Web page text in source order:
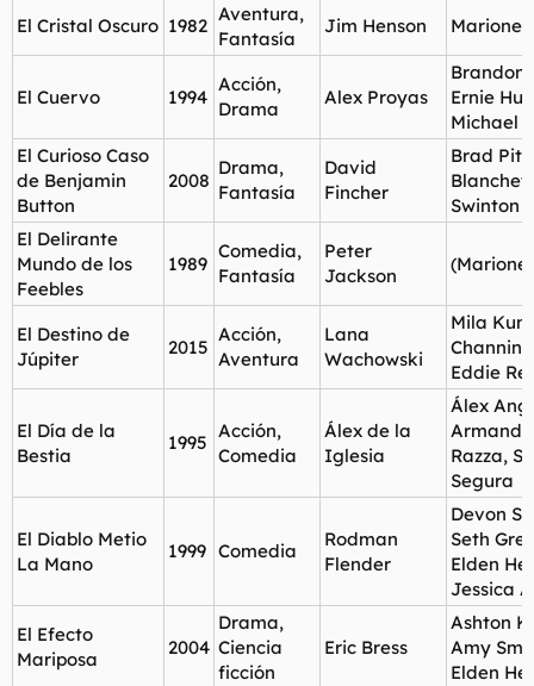
El Cristal Oscuro 1982
Aventura,
Fantasía
Jim Henson
El Cuervo 1994
Acción,
Drama
Alex Proyas
Brandon
Ernie
Michael
El Curioso Caso
de Benjamin
Button
2008
Drama,
Fantasía
David
Fincher
Brad
Swinton
El Delirante
Mundo de los
Feebles
1989
Comedia,
Fantasía
Peter
Jackson
El Destino de
Júpiter
2015
Acción,
Aventura
Lana
Wachowski
Mila
Eddie
El Día de la
Bestia
1995
Acción,
Comedia
Álex de la
Iglesia
Álex
Razza,
Segura
El Diablo Metio
La Mano
1999 Comedia
Rodman
Flender
Devon
Seth
Elden
Jessica
El Efecto
Mariposa
2004
Drama,
Ciencia
ficción
Eric Bress
Ashton
Amy
Elden